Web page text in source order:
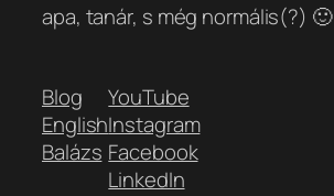
apa, tanár, s még normális(?) 🙂
Blog
English
Balázs
YouTube
Instagram
Facebook
LinkedIn